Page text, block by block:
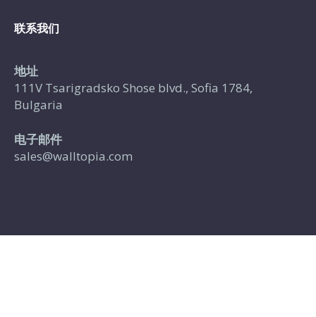
联系我们
地址
111V Tsarigradsko Shose blvd., Sofia 1784,
Bulgaria
电子邮件
sales@walltopia.com